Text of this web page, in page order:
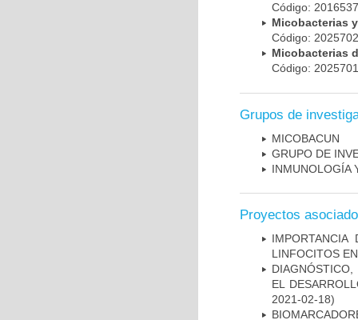
Código:
Micobacterias
Código:
Micobacterias
Código:
Grupos de
MICOBAC­UN
GRUPO DE
INMUNOLOGÍA
Proyectos
LINFOCITOS
EL
2021-02-18)